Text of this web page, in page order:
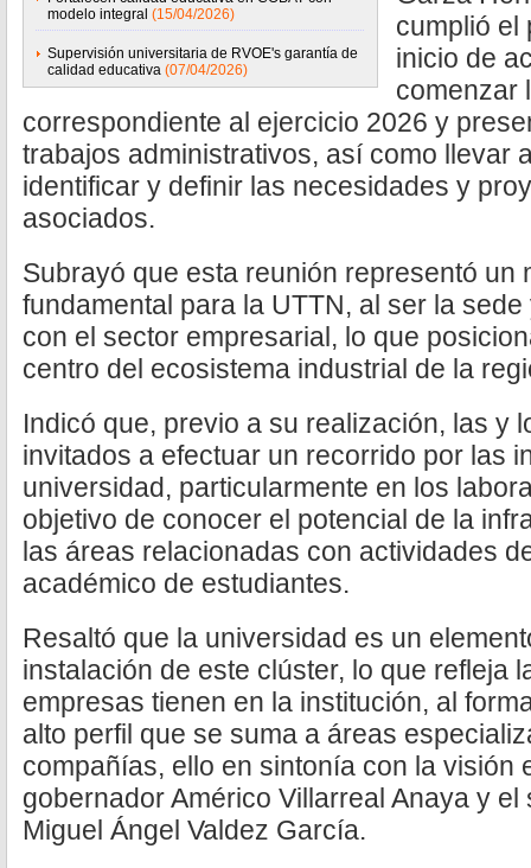
modelo integral (15/04/2026)
Supervisión universitaria de RVOE's garantía de
calidad educativa (07/04/2026)
cumplió el
inicio de
comenzar
correspondiente al ejercicio 2026 y
trabajos administrativos, así como llevar
identificar y definir las necesidades y
asociados.
Subrayó que esta reunión representó un
fundamental para la UTTN, al ser la
con el sector empresarial, lo que
centro del ecosistema industrial de la
Indicó que, previo a su realización, las y
invitados a efectuar un recorrido por las
universidad, particularmente en los
objetivo de conocer el potencial de la
las áreas relacionadas con actividades
académico de estudiantes.
Resaltó que la universidad es un
instalación de este clúster, lo que refleja
empresas tienen en la institución, al
alto perfil que se suma a áreas
compañías, ello en sintonía con la visión
gobernador Américo Villarreal Anaya y
Miguel Ángel Valdez García.